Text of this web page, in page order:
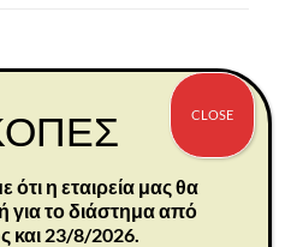
η εταιρεία μας θα
για το διάστημα από
και 23/8/2026.
CLOSE